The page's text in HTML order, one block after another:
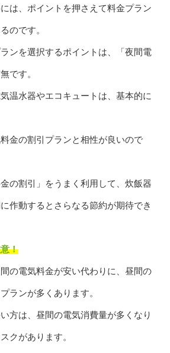
は、ポイントを押さえて料金プラン
のです。
ンを選択するポイントは、「夜間電
です。
温水器やエコキュートは、基本的に
金の割引プランと相性が良いので
の割引」をうまく利用して、炊飯器
作動するとさらなる節約が期待でき
！
の電気料金が安い代わりに、昼間の
ランが多くあります。
方は、昼間の電気消費量が多くなり
クがあります。